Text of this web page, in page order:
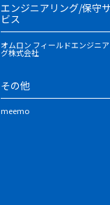
エンジニアリング/保守
ビス
オムロン フィールドエンジニ
グ株式会社
その他
meemo